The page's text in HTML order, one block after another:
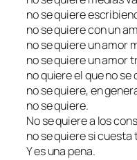
no se quiere
no se quiere con un
no se quiere un amor
no se quiere un amor
no quiere el que no se
no se quiere, en
no se quiere.
No se quiere a los
no se quiere si cuesta
Y es una pena.